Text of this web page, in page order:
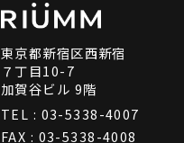
東京都新宿区西新宿
７丁目10-7
加賀谷ビル 9階
TEL : 03-5338-4007
FAX : 03-5338-4008